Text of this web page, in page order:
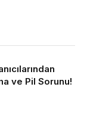
ve Pil Sorunu!